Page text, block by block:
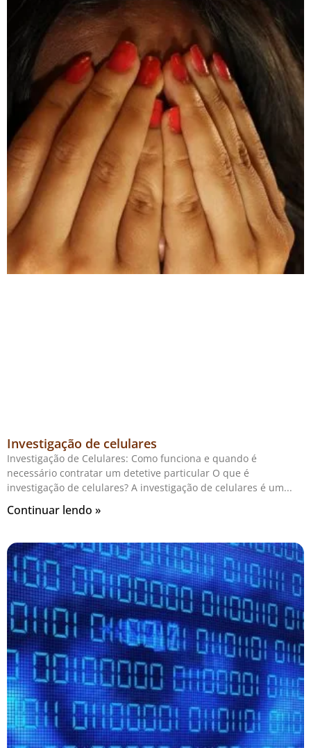
Investigação de celulares
Investigação de Celulares: Como funciona e quando é
necessário contratar um detetive particular O que é
investigação de celulares? A investigação de celulares é um
Continuar lendo »